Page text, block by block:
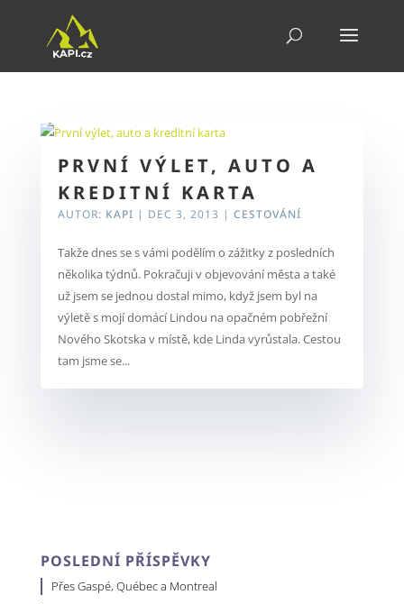
PRVNÍ VÝLET, AUTO A
KREDITNÍ KARTA
AUTOR: KAPI | DEC 3, 2013 | CESTOVÁNÍ
Takže dnes se s vámi podělím o zážitky z posledních
několika týdnů. Pokračuji v objevování města a také
už jsem se jednou dostal mimo, když jsem byl na
výletě s mojí domácí Lindou na opačném pobřežní
Nového Skotska v místě, kde Linda vyrůstala. Cestou
tam jsme se...
POSLEDNÍ PŘÍSPĚVKY
Přes Gaspé, Québec a Montreal